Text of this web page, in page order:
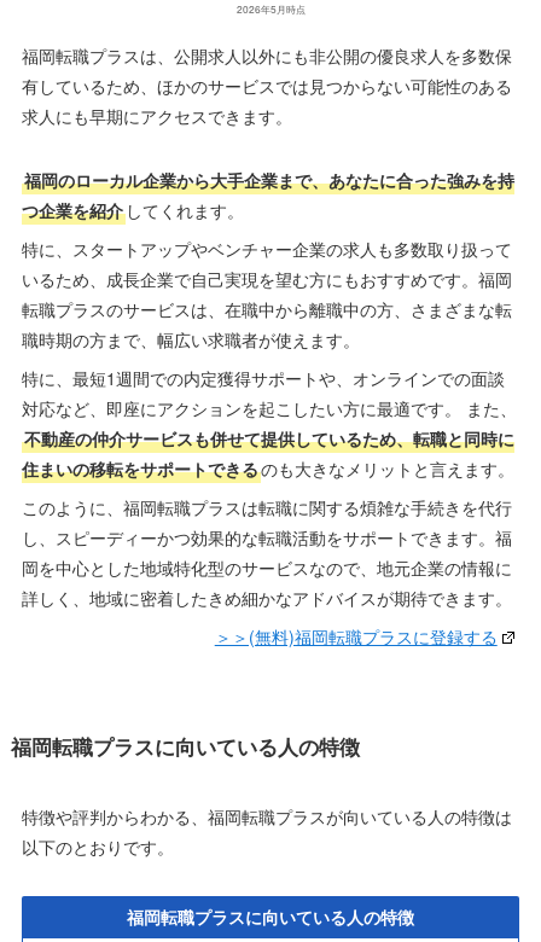
2026年5月時点
福岡転職プラスは、公開求人以外にも非公開の優良求人を多数保
有しているため、ほかのサービスでは見つからない可能性のある
求人にも早期にアクセスできます。
福岡のローカル企業から大手企業まで、あなたに合った強みを持
つ企業を紹介してくれます。
特に、スタートアップやベンチャー企業の求人も多数取り扱って
いるため、成長企業で自己実現を望む方にもおすすめです。福岡
転職プラスのサービスは、在職中から離職中の方、さまざまな転
職時期の方まで、幅広い求職者が使えます。
特に、最短1週間での内定獲得サポートや、オンラインでの面談
対応など、即座にアクションを起こしたい方に最適です。 また、
不動産の仲介サービスも併せて提供しているため、転職と同時に
住まいの移転をサポートできるのも大きなメリットと言えます。
このように、福岡転職プラスは転職に関する煩雑な手続きを代行
し、スピーディーかつ効果的な転職活動をサポートできます。福
岡を中心とした地域特化型のサービスなので、地元企業の情報に
詳しく、地域に密着したきめ細かなアドバイスが期待できます。
＞＞(無料)福岡転職プラスに登録する
福岡転職プラスに向いている人の特徴
特徴や評判からわかる、福岡転職プラスが向いている人の特徴は
以下のとおりです。
福岡転職プラスに向いている人の特徴